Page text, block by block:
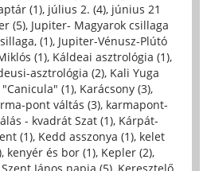
(1), július 2. (4), június 21
(5), Jupiter- Magyarok csillaga
(1), Jupiter-Vénusz-Plútó
(1), Káldeai asztrológia (1),
asztrológia (2), Kali Yuga
(1), Karácsony (3),
pont váltás (3), karmapont-
- kvadrát Szat (1), Kárpát-
(1), Kedd asszonya (1), kelet
, kenyér és bor (1), Kepler (2),